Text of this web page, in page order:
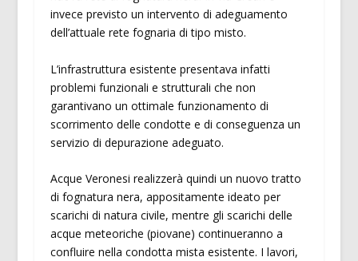
invece previsto un intervento di adeguamento
dell’attuale rete fognaria di tipo misto.
L’infrastruttura esistente presentava infatti
problemi funzionali e strutturali che non
garantivano un ottimale funzionamento di
scorrimento delle condotte e di conseguenza un
servizio di depurazione adeguato.
Acque Veronesi realizzerà quindi un nuovo tratto
di fognatura nera, appositamente ideato per
scarichi di natura civile, mentre gli scarichi delle
acque meteoriche (piovane) continueranno a
confluire nella condotta mista esistente. I lavori,